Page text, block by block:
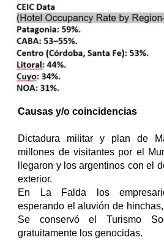
Causas y/o coincidencias
Dictadura militar y plan de
millones de visitantes por el
llegaron y los argentinos con el
exterior.
En La Falda los
esperando el aluvión de
Se conservó el Turismo
gratuitamente los genocidas.